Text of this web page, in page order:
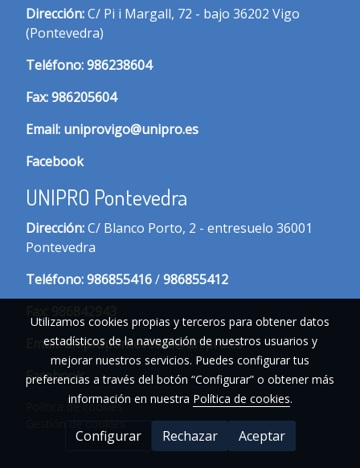
Dirección:C/ Pi i Margall, 72 - bajo 36202 Vigo
(Pontevedra)
Teléfono:986238604
Fax:986205604
Email: uniprovigo@unipro.es
Facebook
UNIPRO Pontevedra
Dirección:C/ Blanco Porto, 2 - entresuelo 36001
Pontevedra
Teléfono:986855416/986855412
Email:unipropontevedra@unipro.es
Facebook
Política de cookies
Utilizamos cookies propias y terceros para obtener datos
estadísticos de la navegación de nuestros usuarios y
mejorar nuestros servicios. Puedes configurar tus
preferencias a través del botón “Configurar” o obtener más
información en nuestra Política de cookies.
Configurar Rechazar Aceptar